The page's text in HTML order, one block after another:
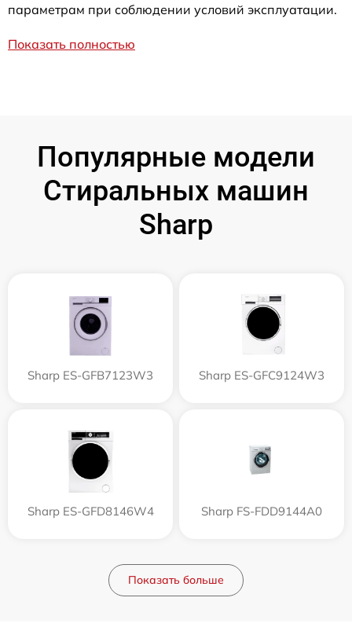
параметрам при соблюдении условий эксплуатации.
Показать полностью
Популярные модели
Стиральных машин
Sharp
Sharp ES-GFB7123W3 Sharp ES-GFC9124W3
Sharp ES-GFD8146W4 Sharp FS-FDD9144A0
Показать больше